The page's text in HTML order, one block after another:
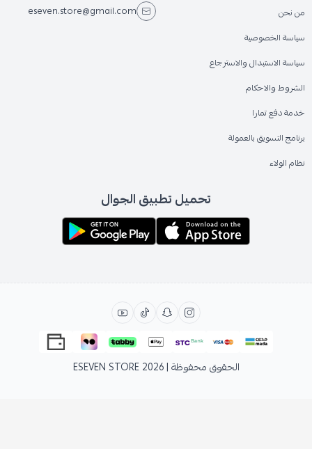
من نحن
سياسة الخصوصية
سياسة الاستبدال والاسترجاع
الشروط والاحكام
خدمة دفع تمارا
برنامج التسويق بالعمولة
نظام الولاء
eseven.store@gmail.com
تحميل تطبيق الجوال
الحقوق محفوظة | 2026 ESEVEN STORE